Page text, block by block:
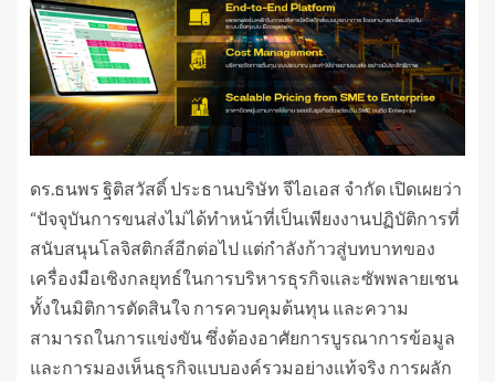
ดร.ธนพร ฐิติสวัสดิ์ ประธานบริษัท จีไอเอส จำกัด เปิดเผยว่า
“ปัจจุบันการขนส่งไม่ได้ทำหน้าที่เป็นเพียงงานปฏิบัติการที่
สนับสนุนโลจิสติกส์อีกต่อไป แต่กำลังก้าวสู่บทบาทของ
เครื่องมือเชิงกลยุทธ์ในการบริหารธุรกิจและซัพพลายเชน
ทั้งในมิติการตัดสินใจ การควบคุมต้นทุน และความ
สามารถในการแข่งขัน ซึ่งต้องอาศัยการบูรณาการข้อมูล
และการมองเห็นธุรกิจแบบองค์รวมอย่างแท้จริง การผลัก